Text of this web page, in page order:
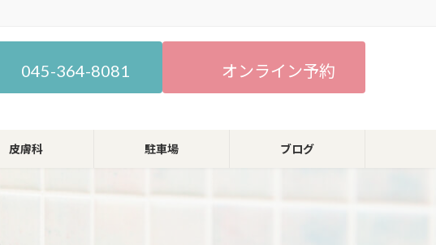
045-364-8081 オンライン予約
皮膚科 駐車場 ブログ